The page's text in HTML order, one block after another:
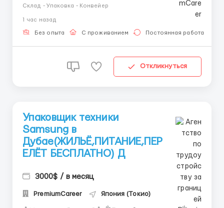
Вас: - Принимать товары (посылки, колеса,
автокомпоненты) на склад; - Переупаковывать
Склад - Упаковка - Конвейер
1 час назад
Без опыта С проживанием Постоянная работа
Откликнуться
Упаковщик техники
Samsung в
Дубае(ЖИЛЬЁ,ПИТАНИЕ,ПЕР
ЕЛЁТ БЕСПЛАТНО) Д
3000$ / в месяц
PremiumCareer Япония (Токио)